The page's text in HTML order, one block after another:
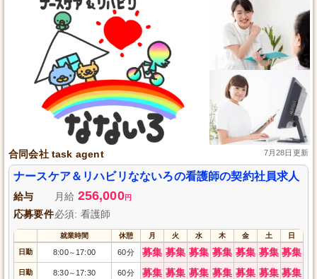
合同会社 task agent 7月28日更新
ナースケア＆リハビリなないろの看護師の契約社員求人
給与 月給 256,000円
応募要件必須: 看護師
就業時間 休憩 月 火 水 木 金 土 日
日勤 8:00～ 17:00 60分 募集 募集 募集 募集 募集 募集 募集
日勤 8:30～ 17:30 60分 募集 募集 募集 募集 募集 募集 募集